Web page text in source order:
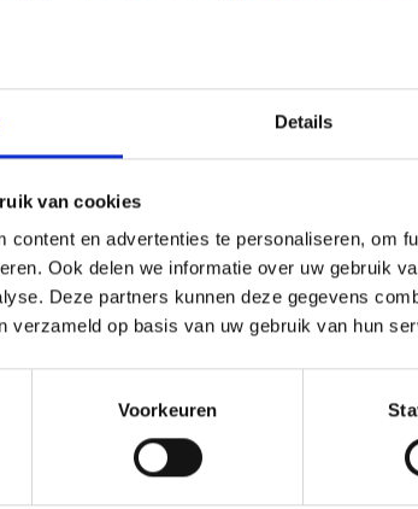
Details
van cookies
content en advertenties te personaliseren, om
Ook delen we informatie over uw gebruik
Deze partners kunnen deze gegevens
verzameld op basis van uw gebruik van hun
Voorkeuren
in
dankzij digitale
wat achter. Werkbonnen en
grote foutenmarge tot gevolg.
software die hen op weg zette
volledige digitalisatie.